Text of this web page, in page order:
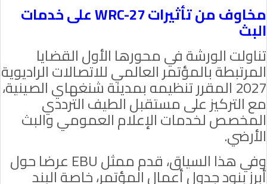
مخاوف من تأثيراتWRC-27على خدمات
البث
تناولت الورشة في محورها الأول القضايا
المرتبطة بالمؤتمر العالمي للاتصالات الراديوية
2027 المقرر تنظيمه بمدينة شنغهاي الصينية،
مع التركيز على مستقبل الطيف الترددي
المخصص لخدمات الإعلام العمومي والبث
الأرضي.
وفي هذا السياق، قدم ممثلEBU عرضا حول
أبرز بنود جدول أعمال المؤتمر، خاصة البند